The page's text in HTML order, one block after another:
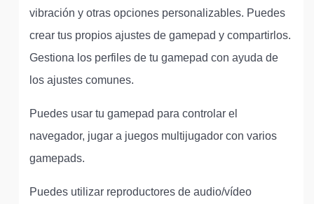
vibración y otras opciones personalizables. Puedes
crear tus propios ajustes de gamepad y compartirlos.
Gestiona los perfiles de tu gamepad con ayuda de
los ajustes comunes.
Puedes usar tu gamepad para controlar el
navegador, jugar a juegos multijugador con varios
gamepads.
Puedes utilizar reproductores de audio/vídeo